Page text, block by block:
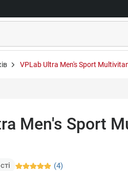
VPLab Ultra Men's Sport
Men's Sport
(4)